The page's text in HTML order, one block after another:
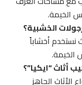
الخشبية؟
أخشاباً
“ايكيا”؟
الجاهز